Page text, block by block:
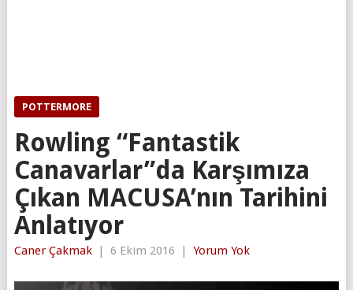
POTTERMORE
Rowling “Fantastik
Canavarlar”da Karşımıza
Çıkan MACUSA’nın Tarihini
Anlatıyor
Caner Çakmak | 6 Ekim 2016 | Yorum Yok